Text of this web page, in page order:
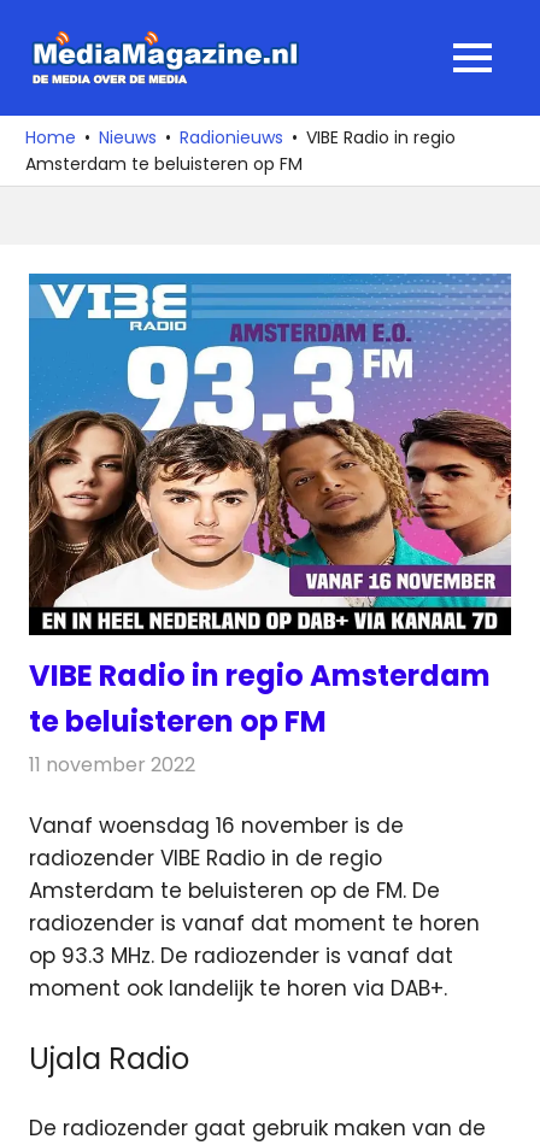
naar
media
over
de
MENU
Home Nieuws Radionieuws
VIBE Radio in regio
Amsterdam te beluisteren op FM
VIBE Radio in regio Amsterdam
te beluisteren op FM
11 november 2022
Vanaf woensdag 16 november is de
radiozender VIBE Radio in de regio
Amsterdam te beluisteren op de FM. De
radiozender is vanaf dat moment te horen
op 93.3 MHz. De radiozender is vanaf dat
moment ook landelijk te horen via DAB+.
Ujala Radio
De radiozender gaat gebruik maken van de